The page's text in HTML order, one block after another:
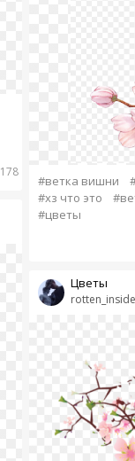
178
#ветка вишни
#хз что это
#цветы
rotten_inside
Цветы